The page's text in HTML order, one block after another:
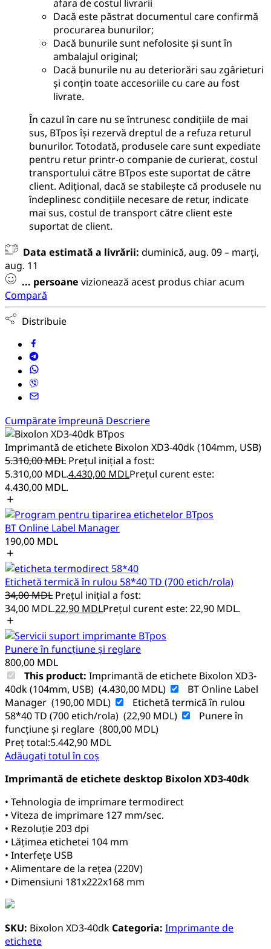
afara de costul livrarii
Dacă este păstrat documentul care confirmă
procurarea bunurilor;
Dacă bunurile sunt nefolosite și sunt în
ambalajul original;
Dacă bunurile nu au deteriorări sau zgârieturi
și conțin toate accesoriile cu care au fost
livrate.
În cazul în care nu se întrunesc condițiile de mai
sus, BTpos își rezervă dreptul de a refuza returul
bunurilor. Totodată, produsele care sunt expediate
pentru retur printr-o companie de curierat, costul
transportului către BTpos este suportat de către
client. Adițional, dacă se stabilește că produsele nu
îndeplinesc condițiile necesare de retur, indicate
mai sus, costul de transport către client este
suportat de client.
Data estimată a livrării: duminică, aug. 09 – marți,
aug. 11
... persoane vizionează acest produs chiar acum
Compară
Distribuie
Cumpărate împreună Descriere
Imprimantă de etichete Bixolon XD3-40dk (104mm, USB)
5.310,00MDL Prețul inițial a fost:
5.310,00 MDL.4.430,00 MDLPrețul curent este:
4.430,00 MDL.
BT Online Label Manager
190,00 MDL
Etichetă termică în rulou 58*40 TD (700 etich/rola)
34,00MDL Prețul inițial a fost:
34,00 MDL.22,90 MDLPrețul curent este: 22,90 MDL.
Punere în funcțiune și reglare
800,00 MDL
This product: Imprimantă de etichete Bixolon XD3-
40dk (104mm, USB) (4.430,00 MDL)
BT Online Label
Manager (190,00 MDL)
Etichetă termică în rulou
58*40 TD (700 etich/rola) (22,90 MDL)
Punere în
funcțiune și reglare (800,00 MDL)
Preț total:5.442,90 MDL
Adăugați totul în coș
Imprimantă de etichete desktop Bixolon XD3-40dk
• Tehnologia de imprimare termodirect
• Viteza de imprimare 127 mm/sec.
• Rezoluție 203 dpi
• Lățimea etichetei 104 mm
• Interfețe USB
• Alimentare de la rețea (220V)
• Dimensiuni 181x222x168 mm
SKU: Bixolon XD3-40dkCategoria: Imprimante de
etichete